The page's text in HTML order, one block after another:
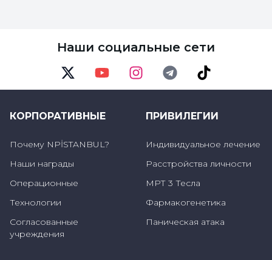
помощью ультразвуковой визуализации,
женщинам в подростковом возрасте также
поликистозных яичников .
Что вызывает синдром
поликистозных яичников?
Точно не известно, какое состояние
вызывает это заболевание. Также существует
Наши социальные сети
КОРПОРАТИВНЫЕ
Почему NPİSTANBUL?
Наши награды
Операционные
Технологии
Согласованные
учреждения
ПРИВИЛЕГИИ
Индивидуальное лечение
Расстройства личности
МРТ 3 Тесла
Фармакогенетика
Паническая атака